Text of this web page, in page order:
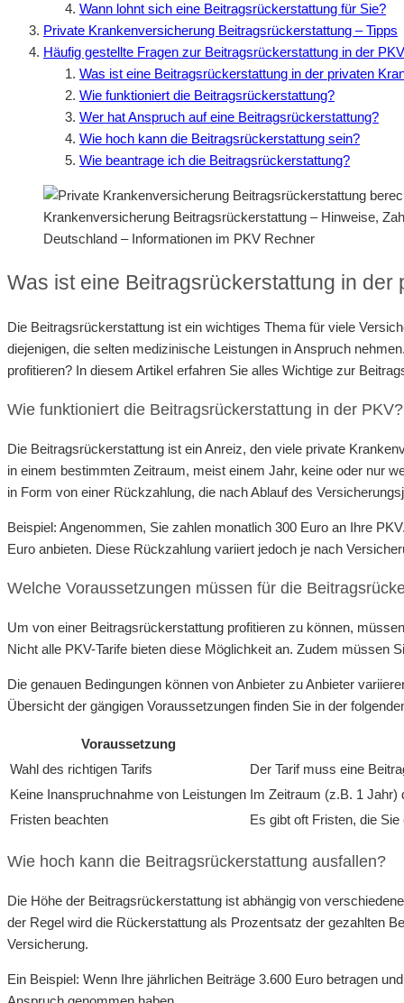
Wann lohnt sich eine Beitragsrückerstattung für Sie?
Private Krankenversicherung Beitragsrückerstattung – Tipps
Häufig gestellte Fragen zur Beitragsrückerstattung in der PKV
Was ist eine Beitragsrückerstattung in der privaten
Wie funktioniert die Beitragsrückerstattung?
Wer hat Anspruch auf eine Beitragsrückerstattung?
Wie hoch kann die Beitragsrückerstattung sein?
Wie beantrage ich die Beitragsrückerstattung?
Krankenversicherung Beitragsrückerstattung – Hinweise,
Deutschland – Informationen im PKV Rechner
Was ist eine Beitragsrückerstattung in
Die Beitragsrückerstattung ist ein wichtiges Thema für viele
diejenigen, die selten medizinische Leistungen in Anspruch
profitieren? In diesem Artikel erfahren Sie alles Wichtige zur
Wie funktioniert die Beitragsrückerstattung in der PKV?
Die Beitragsrückerstattung ist ein Anreiz, den viele private
in einem bestimmten Zeitraum, meist einem Jahr, keine oder nur
in Form von einer Rückzahlung, die nach Ablauf des
Beispiel: Angenommen, Sie zahlen monatlich 300 Euro an Ihre
Euro anbieten. Diese Rückzahlung variiert jedoch je nach
Welche Voraussetzungen müssen für die
Um von einer Beitragsrückerstattung profitieren zu können,
Nicht alle PKV-Tarife bieten diese Möglichkeit an. Zudem müssen
Die genauen Bedingungen können von Anbieter zu Anbieter
Übersicht der gängigen Voraussetzungen finden Sie in der
Voraussetzung
Wahl des richtigen Tarifs
Der Tarif muss eine
Keine Inanspruchnahme von Leistungen Im Zeitraum (z.B. 1 Jahr)
Fristen beachten
Es gibt oft Fristen, die
Wie hoch kann die Beitragsrückerstattung ausfallen?
Die Höhe der Beitragsrückerstattung ist abhängig von
der Regel wird die Rückerstattung als Prozentsatz der gezahlten
Versicherung.
Ein Beispiel: Wenn Ihre jährlichen Beiträge 3.600 Euro betragen